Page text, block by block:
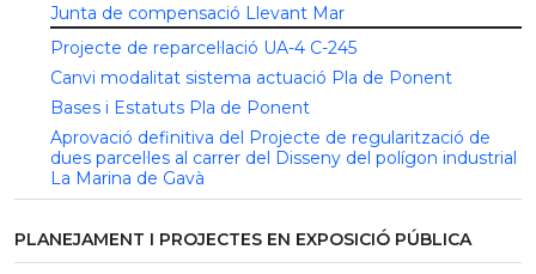
Junta de compensació Llevant Mar
Projecte de reparcel·lació UA-4 C-245
Canvi modalitat sistema actuació Pla de Ponent
Bases i Estatuts Pla de Ponent
Aprovació definitiva del Projecte de regularització de
dues parcel·les al carrer del Disseny del polígon industrial
La Marina de Gavà
PLANEJAMENT I PROJECTES EN EXPOSICIÓ PÚBLICA